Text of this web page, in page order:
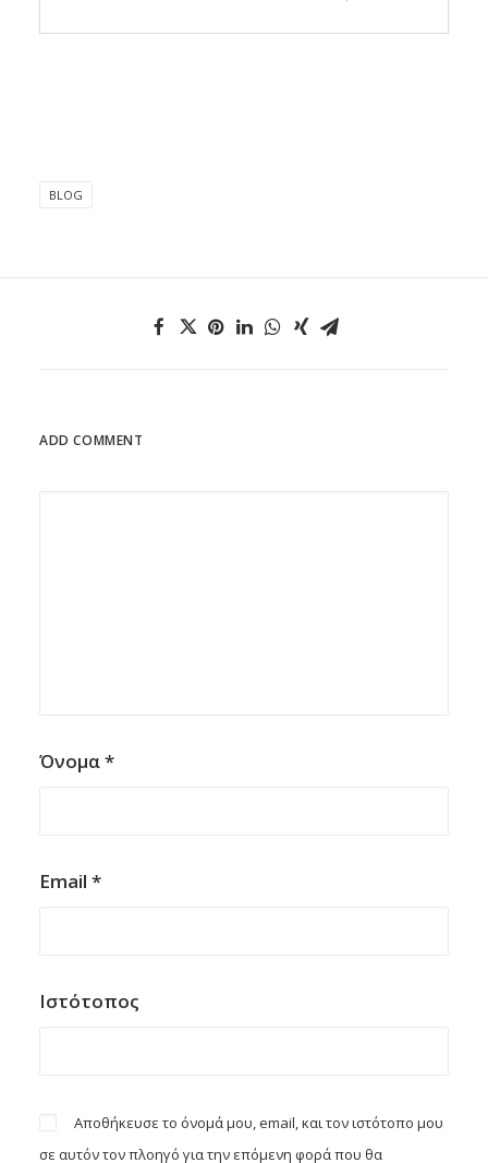
BLOG
ADD COMMENT
Όνομα*
Email *
Ιστότοπος
Αποθήκευσε το όνομά μου, email, και τον ιστότοπο μου
σε αυτόν τον πλοηγό για την επόμενη φορά που θα